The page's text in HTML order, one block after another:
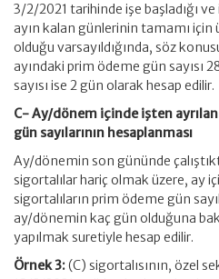
3/2/2021 tarihinde işe başladığı
ayın kalan günlerinin tamamı için
olduğu varsayıldığında, söz
ayındaki prim ödeme gün sayısı
sayısı ise 2 gün olarak hesap edilir.
C- Ay/dönem içinde işten
gün sayılarının hesaplanması
Ay/dönemin son gününde
sigortalılar hariç olmak üzere, ay
sigortalıların prim ödeme gün
ay/dönemin kaç gün olduğuna
yapılmak suretiyle hesap edilir.
Örnek 3:(C) sigortalısının, özel